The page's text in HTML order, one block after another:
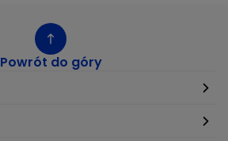
Powrót do góry